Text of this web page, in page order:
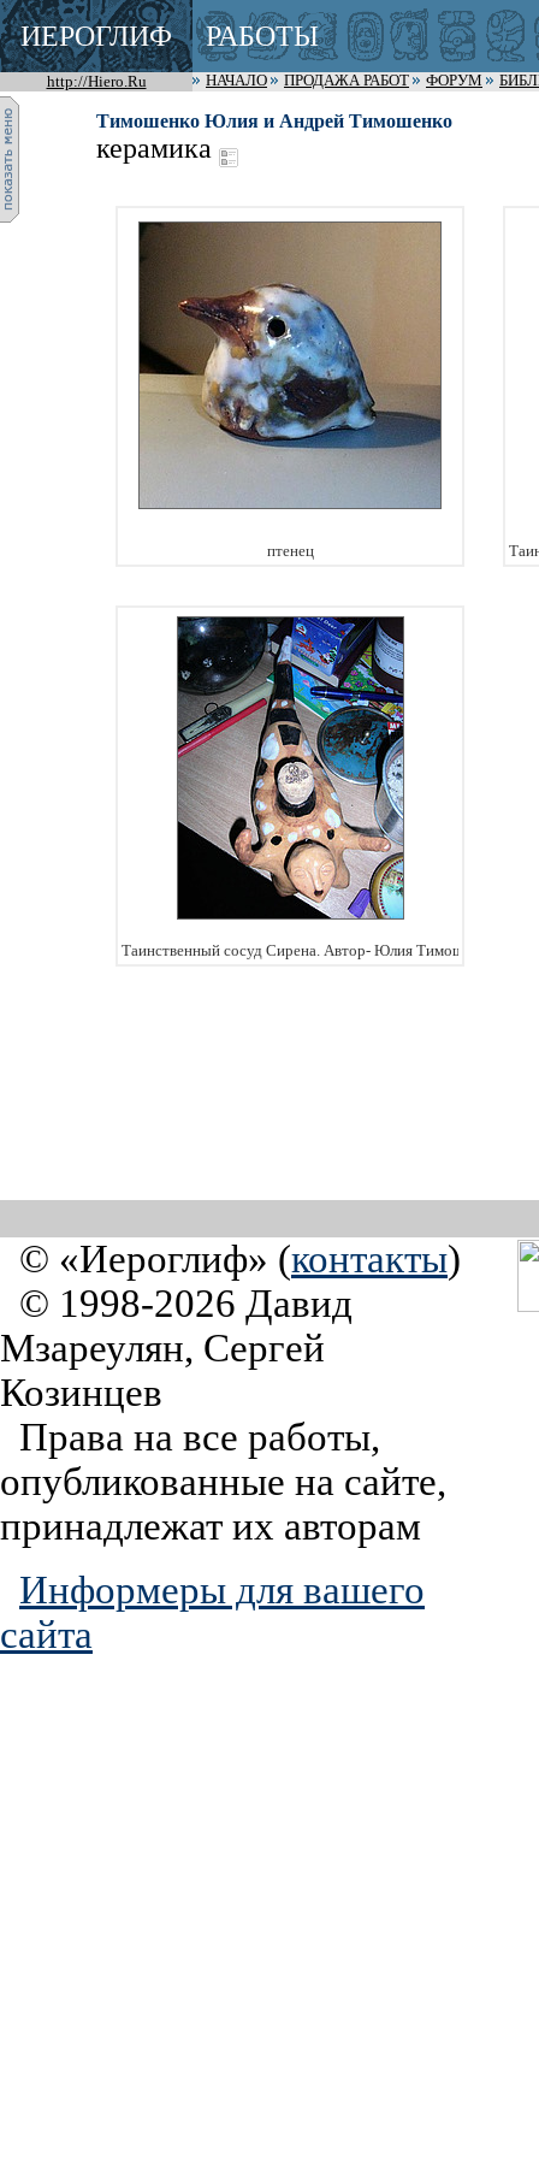
ИЕРОГЛИФ РАБОТЫ
http://Hiero.Ru НАЧАЛО ПРОДАЖА РАБОТ ФОРУМ
Тимошенко Юлия и Андрей Тимошенко
керамика
птенец
Таинственный сосуд Сирена. Автор- Юлия Тимошенко
© «Иероглиф» (контакты)
© 1998-2026 Давид
Мзареулян, Сергей
Козинцев
Права на все работы,
опубликованные на сайте,
принадлежат их авторам
Информеры для вашего
сайта